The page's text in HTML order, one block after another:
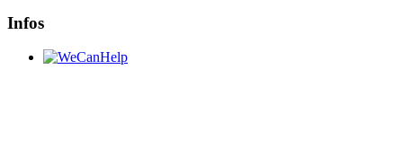
Infos